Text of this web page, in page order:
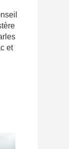
et